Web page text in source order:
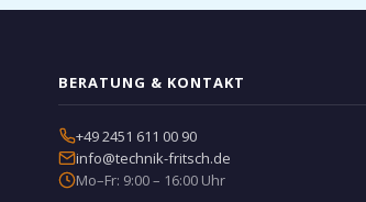
BERATUNG & KONTAKT
+49 2451 611 00 90
info@technik-fritsch.de
Mo–Fr: 9:00 – 16:00 Uhr